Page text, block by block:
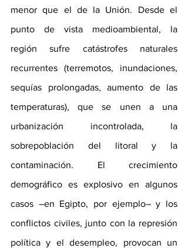
menor que el de la Unión. Desde el
punto de vista medioambiental, la
región sufre catástrofes naturales
recurrentes (terremotos, inundaciones,
sequías prolongadas, aumento de las
temperaturas), que se unen a una
urbanización incontrolada, la
sobrepoblación del litoral y la
contaminación. El crecimiento
demográfico es explosivo en algunos
casos –en Egipto, por ejemplo– y los
conflictos civiles, junto con la represión
política y el desempleo, provocan un